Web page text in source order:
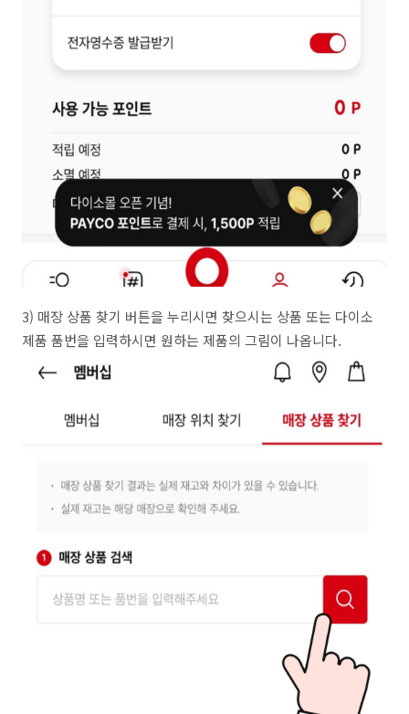
3) 매장 상품 찾기 버튼을 누리시면 찾으시는 상품 또는 다이소
제품 품번을 입력하시면 원하는 제품의 그림이 나옵니다.